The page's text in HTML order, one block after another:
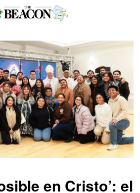
en Cristo’: el